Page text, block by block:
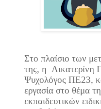
Στο πλαίσιο των
της, η
Αικατερίνη
Ψυχολόγος ΠΕ23,
εργασία στο θέμα
εκπαιδευτικών